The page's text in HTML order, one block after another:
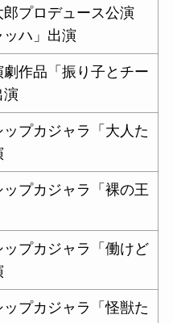
プロデュース公演
ッハ」出演
作品「振り子とチー
演
プカジャラ「大人た
ップカジャラ「裸の王
ップカジャラ「働けど
プカジャラ「怪獣た